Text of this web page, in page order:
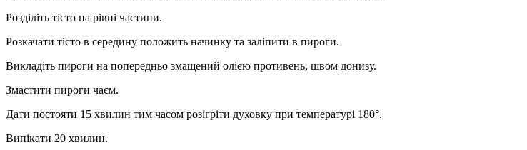
Розділіть тісто на рівні частини.
Розкачати тісто в середину положить начинку та заліпити в пироги.
Викладіть пироги на попередньо змащений олією противень, швом донизу.
Змастити пироги чаєм.
Дати постояти 15 хвилин тим часом розігріти духовку при температурі 180°.
Випікати 20 хвилин.